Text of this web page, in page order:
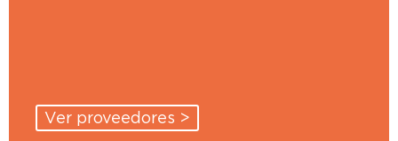
Ver proveedores >